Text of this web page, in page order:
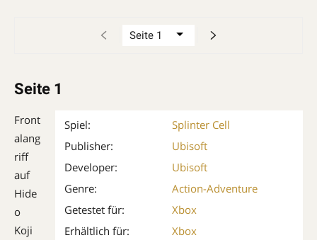
Seite 1
Spiel:
Splinter Cell
Publisher:
Ubisoft
Developer:
Ubisoft
Genre:
Action-Adventure
Getestet für:
Xbox
Erhältlich für:
Xbox
Front
alang
riff
auf
Hide
o
Koji